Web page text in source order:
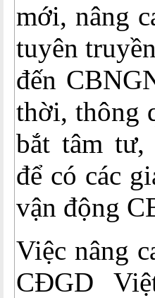
mới, nâng
tuyên
đến
thời, thông
bắt tâm
để có các
vận động
Việc nâng
CĐGD